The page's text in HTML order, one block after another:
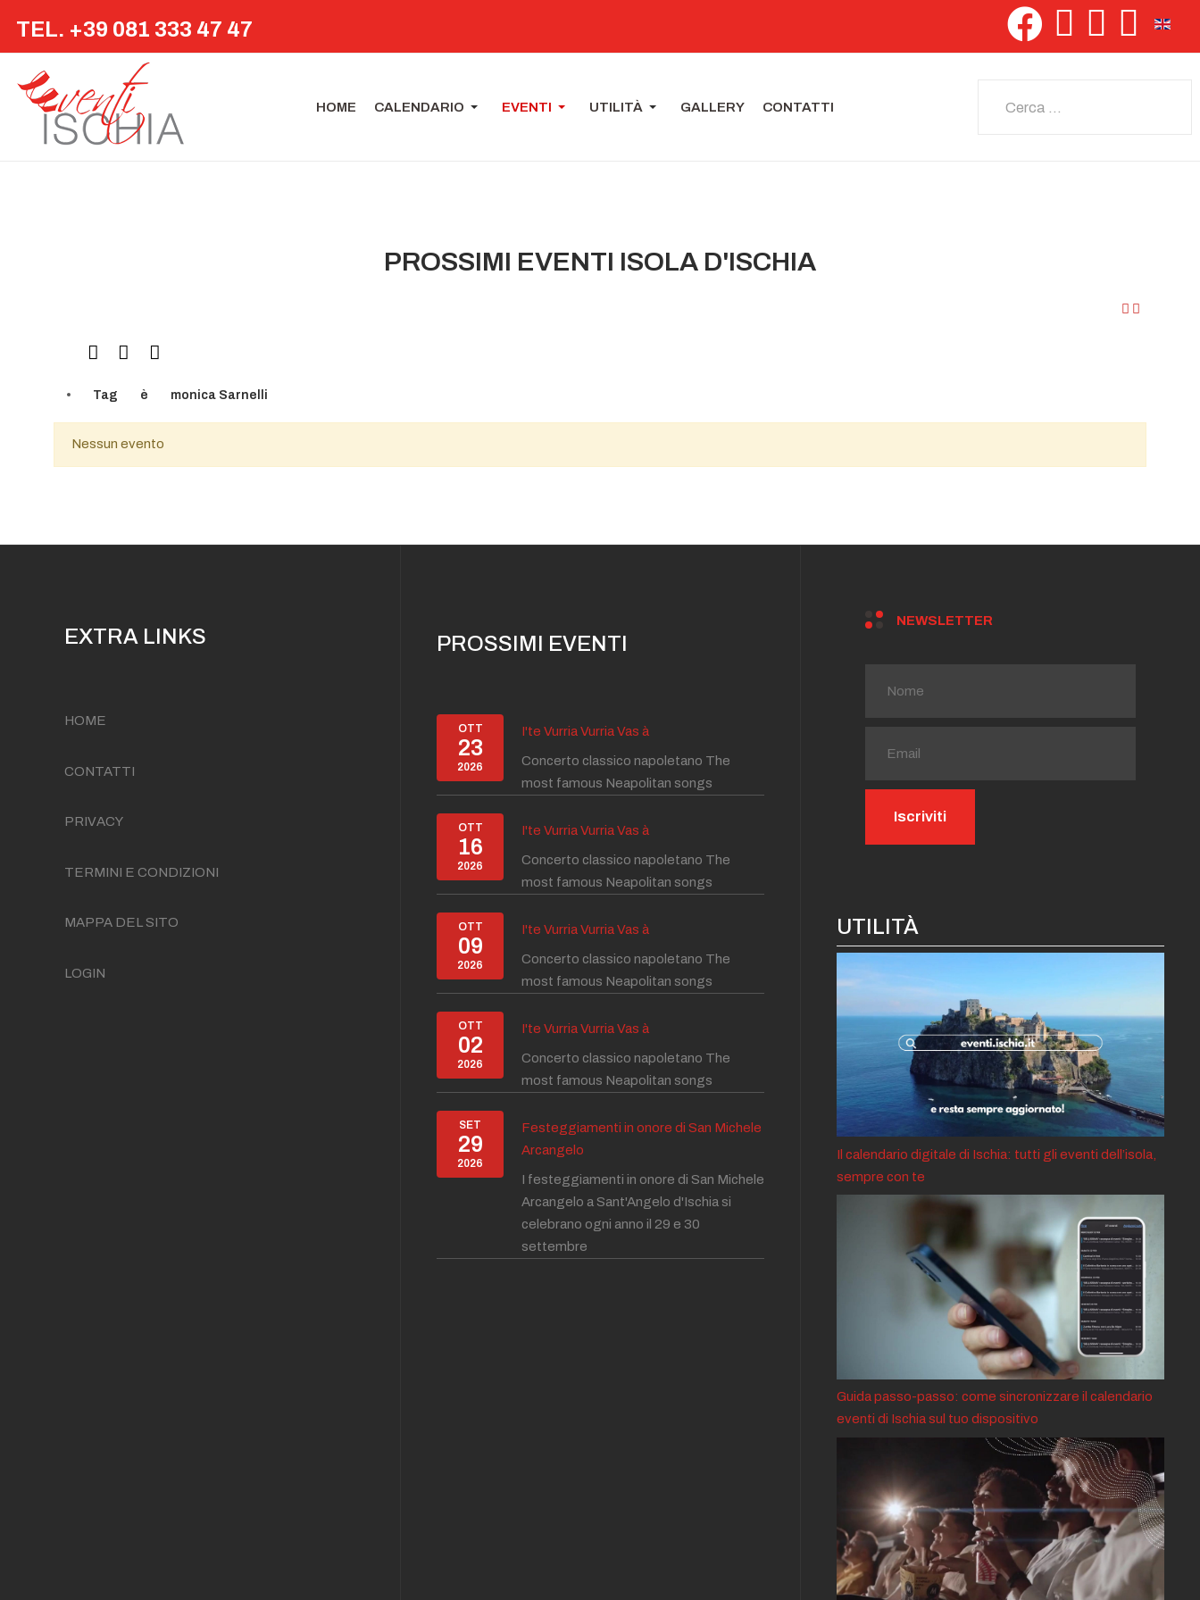
TEL. +39 081 333 47 47
HOME CALENDARIO EVENTI UTILITÀ GALLERY CONTATTI
PROSSIMI EVENTI ISOLA D'ISCHIA
Tag è monica Sarnelli
Nessun evento
EXTRA LINKS
HOME
CONTATTI
PRIVACY
TERMINI E CONDIZIONI
MAPPA DEL SITO
LOGIN
PROSSIMI EVENTI
OTT
23
2026
I'te Vurria Vurria Vas à
Concerto classico napoletano The
most famous Neapolitan songs
OTT
16
2026
I'te Vurria Vurria Vas à
Concerto classico napoletano The
most famous Neapolitan songs
OTT
09
2026
I'te Vurria Vurria Vas à
Concerto classico napoletano The
most famous Neapolitan songs
OTT
02
2026
I'te Vurria Vurria Vas à
Concerto classico napoletano The
most famous Neapolitan songs
SET
29
2026
Festeggiamenti in onore di San Michele
Arcangelo
I festeggiamenti in onore di San Michele
Arcangelo a Sant'Angelo d'Ischia si
celebrano ogni anno il 29 e 30
settembre
NEWSLETTER
UTILITÀ
Il calendario digitale di Ischia: tutti gli eventi dell’isola,
sempre con te
Guida passo-passo: come sincronizzare il calendario
eventi di Ischia sul tuo dispositivo